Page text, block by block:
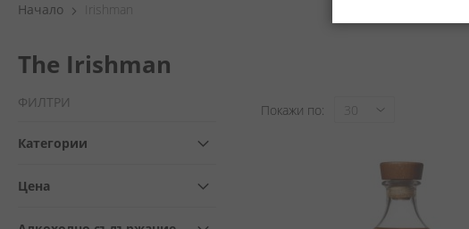
Начало Irishman
The Irishman
Покажи по
ФИЛТРИ
Категории
Цена